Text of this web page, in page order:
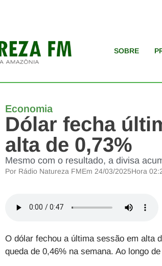
SOBRE
Economia
Dólar fecha
alta de 0,73%
Mesmo com o resultado, a divisa
Por Rádio Natureza FMEm 24/03/2025Hora
O dólar fechou a última sessão em alta
queda de 0,46% na semana. Ao longo